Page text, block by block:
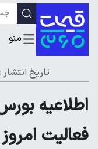
تاریخ انتشار :
اطلاعیه
فعالیت